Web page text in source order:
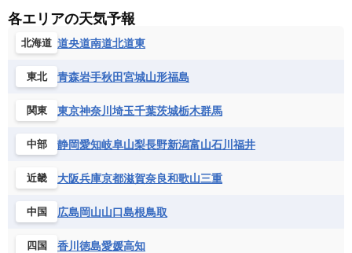
各エリアの天気予報
北海道 道央道南道北道東
東北 青森岩手秋田宮城山形福島
関東 東京神奈川 埼玉千葉茨城栃木群馬
中部 静岡愛知岐阜山梨長野新潟富山石川 福井
近畿 大阪兵庫京都滋賀奈良和歌山三重
中国 広島岡山山口島根鳥取
四国 香川 徳島愛媛高知